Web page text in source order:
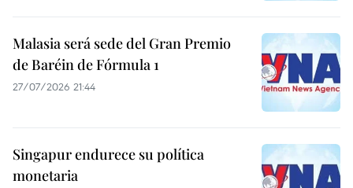
Malasia será sede del Gran Premio
de Baréin de Fórmula 1
27/07/2026 21:44
Singapur endurece su política
monetaria